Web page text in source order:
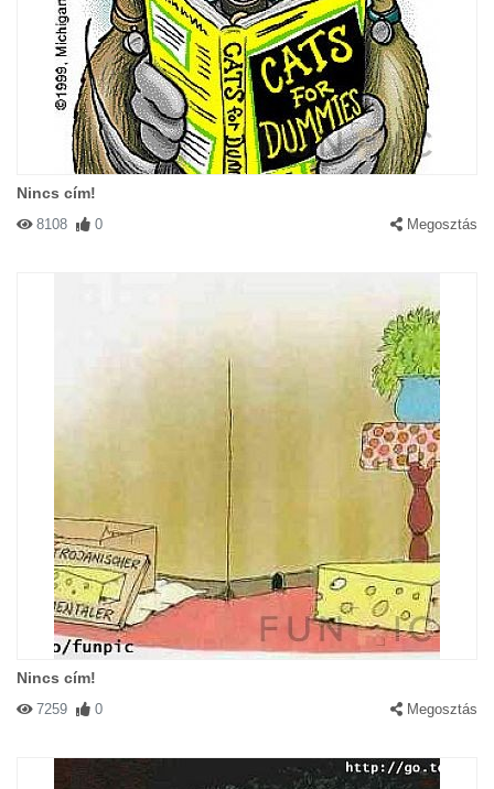
Nincs cím!
8108 0 Megosztás
Nincs cím!
7259 0 Megosztás